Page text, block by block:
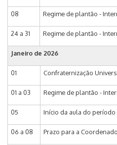
08 Regime de plantão -
24 a 31 Regime de plantão -
Janeiro de 2026
01 Confraternização
01 a 03 Regime de plantão -
05 Início da aula do
06 a 08 Prazo para a